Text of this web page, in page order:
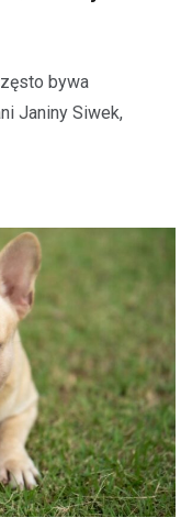
bywa
Janiny Siwek,